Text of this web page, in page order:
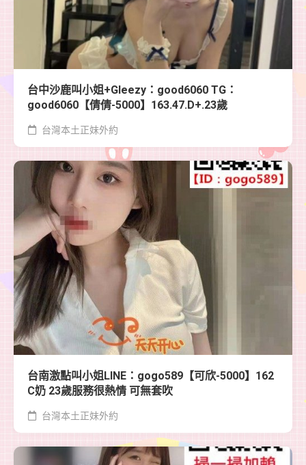
台中沙鹿叫小姐+Gleezy：good6060 TG：
good6060【倩倩-5000】163.47.D+.23歲
台灣本土正妹外約
台南激點叫小姐LINE：gogo589【可欣-5000】162
C奶 23歲服務很熱情 可無套吹
台灣本土正妹外約